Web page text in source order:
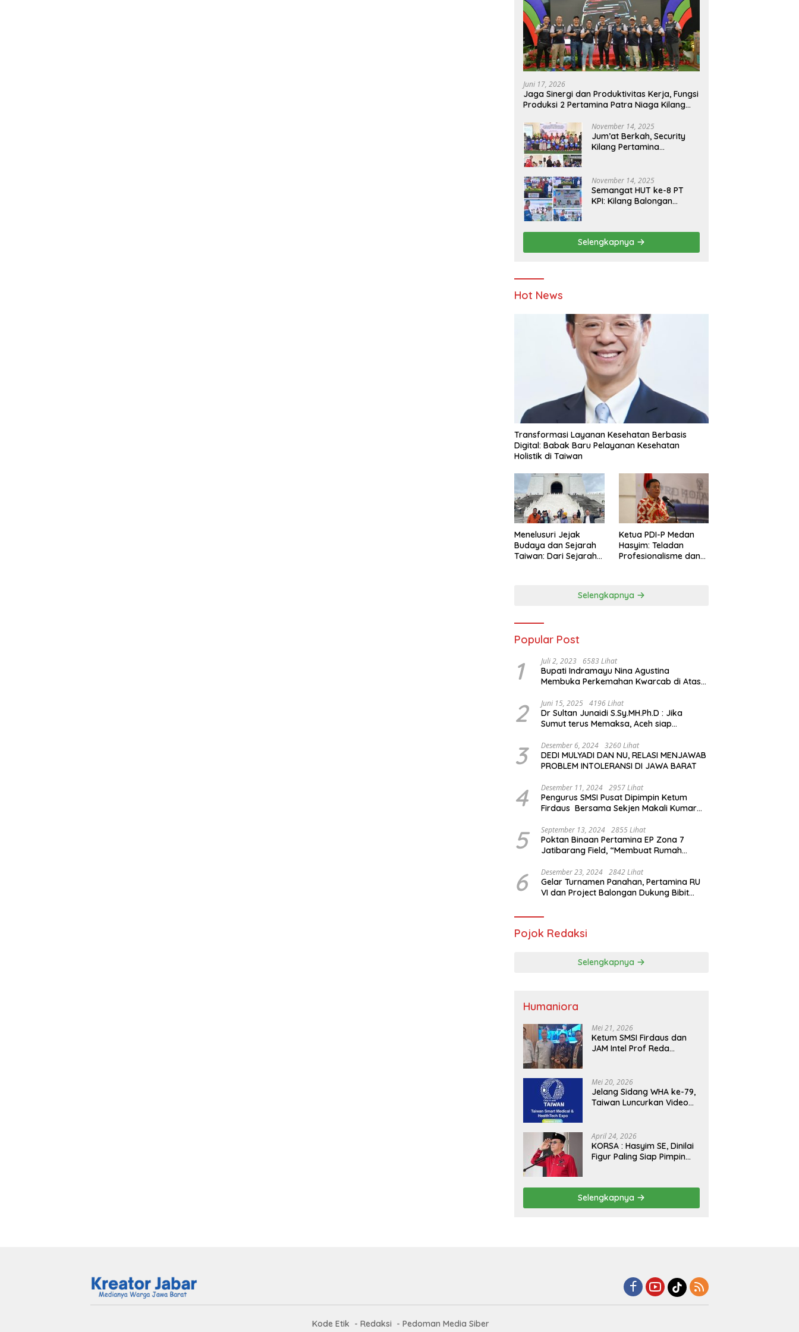
Juni 17, 2026
Jaga Sinergi dan Produktivitas Kerja, Fungsi
Produksi 2 Pertamina Patra Niaga Kilang
November 14, 2025
Jum’at Berkah, Security
Kilang Pertamina
November 14, 2025
Semangat HUT ke-8 PT
KPI: Kilang Balongan
Berbagi Bersama
Penyandang Disabilitas
dan Yayasan Pendidikan
Selengkapnya
Hot News
Transformasi Layanan Kesehatan Berbasis
Digital: Babak Baru Pelayanan Kesehatan
Holistik di Taiwan
Menelusuri Jejak
Budaya dan Sejarah
Taiwan: Dari Sejarah
Sejarah Chiang Kai-
Ketua PDI-P Medan
Hasyim: Teladan
Profesionalisme dan
Selengkapnya
Popular Post
1 Juli 2, 2023 6583 Lihat
Bupati Indramayu Nina Agustina
Membuka Perkemahan Kwarcab di Atas
2 Juni 15, 2025 4196 Lihat
Dr Sultan Junaidi S.Sy.MH.Ph.D : Jika
Sumut terus Memaksa, Aceh siap
Internasional
3 Desember 6, 2024 3260 Lihat
DEDI MULYADI DAN NU, RELASI MENJAWAB
PROBLEM INTOLERANSI DI JAWA BARAT
4 Desember 11, 2024 2957 Lihat
Pengurus SMSI Pusat Dipimpin Ketum
Firdaus Bersama Sekjen Makali Kumar
Yusuf
5 September 13, 2024 2855 Lihat
Poktan Binaan Pertamina EP Zona 7
Jatibarang Field, “Membuat Rumah
Tikus
6 Desember 23, 2024 2842 Lihat
Gelar Turnamen Panahan, Pertamina RU
VI dan Project Balongan Dukung Bibit
Pojok Redaksi
Selengkapnya
Humaniora
Mei 21, 2026
Ketum SMSI Firdaus dan
JAM Intel Prof Reda
SMSI Sukseskan Jaga
Desa dan Jaga Dapur
MBG, Perkuat Pengawasan
Mei 20, 2026
Jelang Sidang WHA ke-79,
Taiwan Luncurkan Video
Inovasi Kesehatan Global
April 24, 2026
KORSA : Hasyim SE, Dinilai
Figur Paling Siap Pimpin
Selengkapnya
Kode Etik Redaksi Pedoman Media Siber